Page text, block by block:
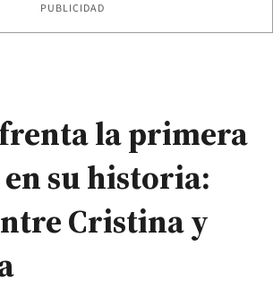
PUBLICIDAD
la primera
su historia:
Cristina y